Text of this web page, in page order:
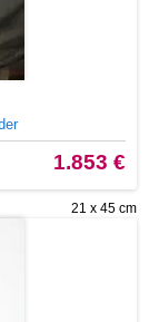
1.853 €
21 x 45 cm